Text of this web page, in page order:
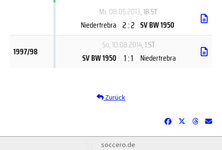
Mi, 08.05.2013, 18.ST
Niedertrebra 2 : 2 SV BW 1950
1997/98
So, 10.08.2014, 1.ST
SV BW 1950
1 : 1 Niedertrebra
Zurück
soccero.de